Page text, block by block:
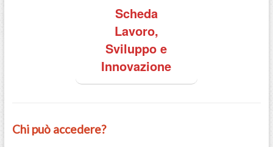
Scheda
Lavoro,
Sviluppo e
Innovazione
Chi può accedere?